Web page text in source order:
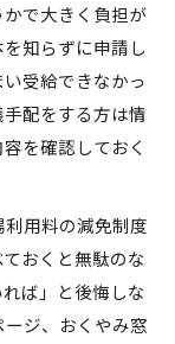
で大きく負担が
知らずに申請し
受給できなかっ
配をする方は情
を確認しておく
用料の減免制度
おくと無駄のな
ば」と後悔しな
ジ、おくやみ窓